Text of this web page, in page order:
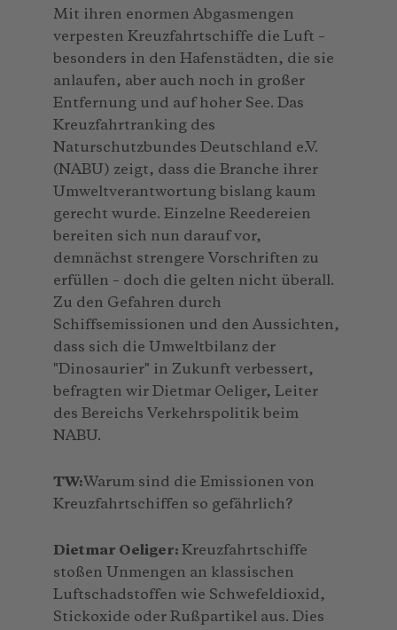
Mit ihren enormen Abgasmengen
verpesten Kreuzfahrtschiffe die Luft –
besonders in den Hafenstädten, die sie
anlaufen, aber auch noch in großer
Entfernung und auf hoher See. Das
Kreuzfahrtranking des
Naturschutzbundes Deutschland e.V.
(NABU) zeigt, dass die Branche ihrer
Umweltverantwortung bislang kaum
gerecht wurde. Einzelne Reedereien
bereiten sich nun darauf vor,
demnächst strengere Vorschriften zu
erfüllen – doch die gelten nicht überall.
Zu den Gefahren durch
Schiffsemissionen und den Aussichten,
dass sich die Umweltbilanz der
"Dinosaurier" in Zukunft verbessert,
befragten wir Dietmar Oeliger, Leiter
des Bereichs Verkehrspolitik beim
NABU.
TW:Warum sind die Emissionen von
Kreuzfahrtschiffen so gefährlich?
Dietmar Oeliger: Kreuzfahrtschiffe
stoßen Unmengen an klassischen
Luftschadstoffen wie Schwefeldioxid,
Stickoxide oder Rußpartikel aus. Dies